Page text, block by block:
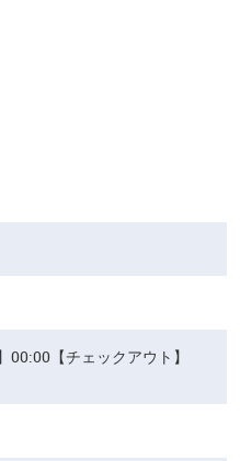
00:00【チェックアウト】